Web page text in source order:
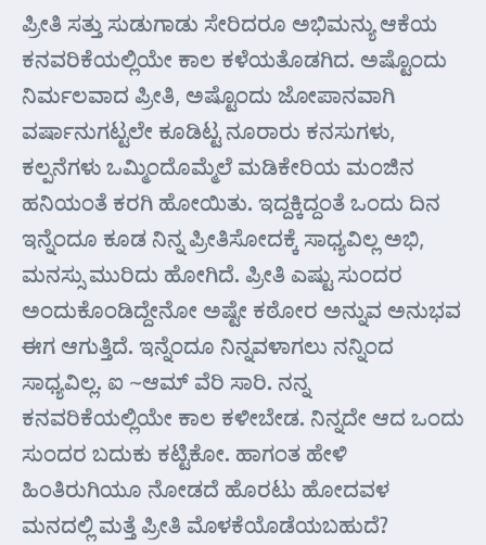
ಪ್ರೀತಿ ಸತ್ತು ಸುಡುಗಾಡು ಸೇರಿದರೂ ಅಭಿಮನ್ಯು ಆಕೆಯ
ಕನವರಿಕೆಯಲ್ಲಿಯೇ ಕಾಲ ಕಳೆಯತೊಡಗಿದ. ಅಷ್ಟೊಂದು
ನಿರ್ಮಲವಾದ ಪ್ರೀತಿ, ಅಷ್ಟೊಂದು ಜೋಪಾನವಾಗಿ
ವರ್ಷಾನುಗಟ್ಟಲೇ ಕೂಡಿಟ್ಟ ನೂರಾರು ಕನಸುಗಳು,
ಕಲ್ಪನೆಗಳು ಒಮ್ಮಿಂದೊಮ್ಮೆಲೆ ಮಡಿಕೇರಿಯ ಮಂಜಿನ
ಹನಿಯಂತೆ ಕರಗಿ ಹೋಯಿತು. ಇದ್ದಕ್ಕಿದ್ದಂತೆ ಒಂದು ದಿನ
ಇನ್ನೆಂದೂ ಕೂಡ ನಿನ್ನ ಪ್ರೀತಿಸೋದಕ್ಕೆ ಸಾಧ್ಯವಿಲ್ಲ ಅಭಿ,
ಮನಸ್ಸು ಮುರಿದು ಹೋಗಿದೆ. ಪ್ರೀತಿ ಎಷ್ಟು ಸುಂದರ
ಅಂದುಕೊಂಡಿದ್ದೇನೋ ಅಷ್ಟೇ ಕಠೋರ ಅನ್ನುವ ಅನುಭವ
ಈಗ ಆಗುತ್ತಿದೆ. ಇನ್ನೆಂದೂ ನಿನ್ನವಳಾಗಲು ನನ್ನಿಂದ
ಸಾಧ್ಯವಿಲ್ಲ. ಐ ~ಆಮ್ ವೆರಿ ಸಾರಿ. ನನ್ನ
ಕನವರಿಕೆಯಲ್ಲಿಯೇ ಕಾಲ ಕಳೀಬೇಡ. ನಿನ್ನದೇ ಆದ ಒಂದು
ಸುಂದರ ಬದುಕು ಕಟ್ಟಿಕೋ. ಹಾಗಂತ ಹೇಳಿ
ಹಿಂತಿರುಗಿಯೂ ನೋಡದೆ ಹೊರಟು ಹೋದವಳ
ಮನದಲ್ಲಿ ಮತ್ತೆ ಪ್ರೀತಿ ಮೊಳಕೆಯೊಡೆಯಬಹುದೆ?